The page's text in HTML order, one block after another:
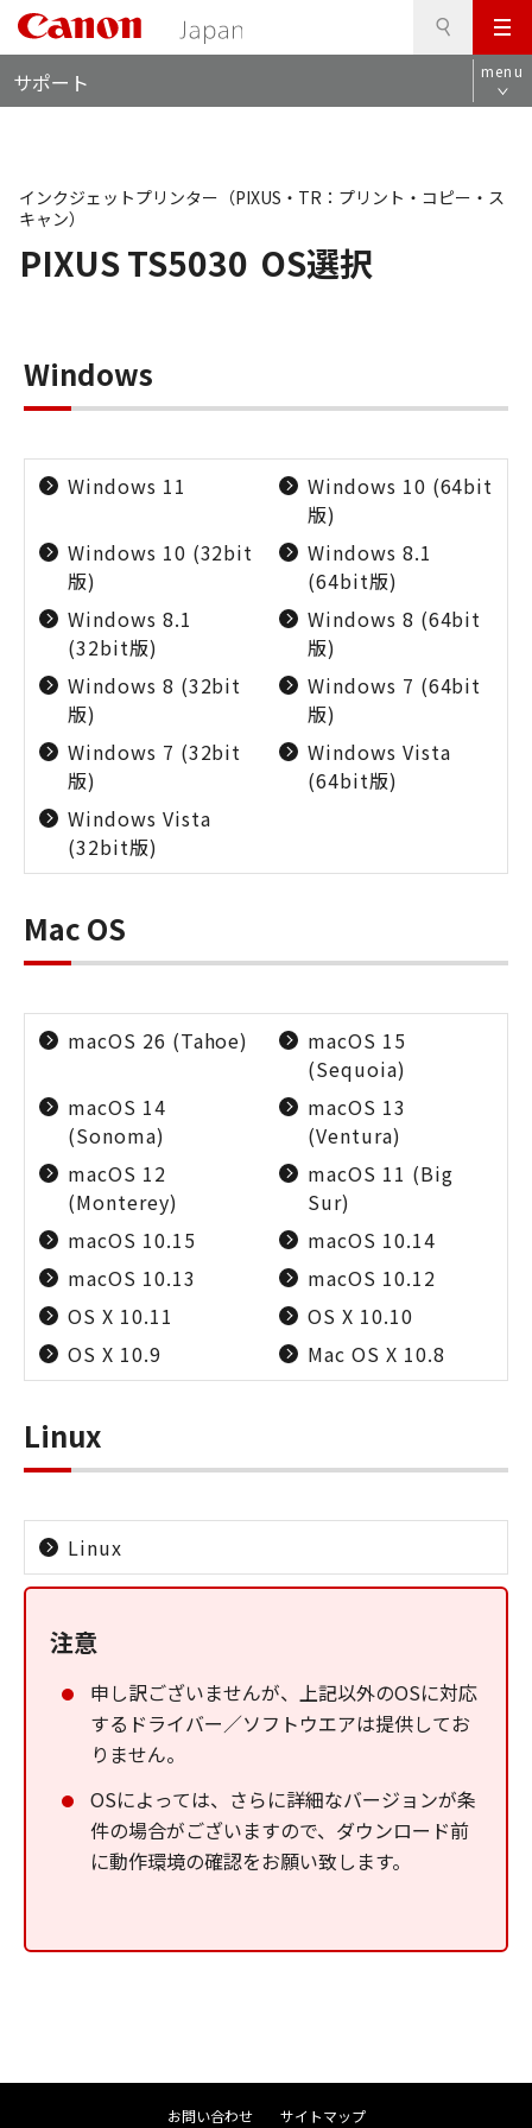
メ
ニ
ュ
サポート menu
PIXUS TS5030 OS選択
インクジェットプリンター（PIXUS・TR：プリント・コピー・ス
キャン）
Windows
Windows 11
Windows 10 (64bit
版)
Windows 10 (32bit
版)
Windows 8.1
(64bit版)
Windows 8.1
(32bit版)
Windows 8 (64bit
版)
Windows 8 (32bit
版)
Windows 7 (64bit
版)
Windows 7 (32bit
版)
Windows Vista
(64bit版)
Windows Vista
(32bit版)
Mac OS
macOS 26 (Tahoe)
macOS 15
(Sequoia)
macOS 14
(Sonoma)
macOS 13
(Ventura)
macOS 12
(Monterey)
macOS 11 (Big
Sur)
macOS 10.15
macOS 10.14
macOS 10.13
macOS 10.12
OS X 10.11
OS X 10.10
OS X 10.9
Mac OS X 10.8
Linux
Linux
注意
申し訳ございませんが、上記以外のOSに対応
するドライバー／ソフトウエアは提供してお
りません。
OSによっては、さらに詳細なバージョンが条
件の場合がございますので、ダウンロード前
に動作環境の確認をお願い致します。
お問い合わせ サイトマップ